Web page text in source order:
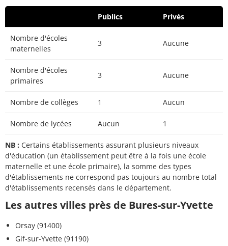
Publics Privés
Nombre d'écoles
maternelles
3 Aucune
Nombre d'écoles
primaires
3 Aucune
Nombre de collèges 1 Aucun
Nombre de lycées Aucun 1
NB : Certains établissements assurant plusieurs niveaux
d'éducation (un établissement peut être à la fois une école
maternelle et une école primaire), la somme des types
d'établissements ne correspond pas toujours au nombre total
d'établissements recensés dans le département.
Les autres villes près de Bures-sur-Yvette
Orsay (91400)
Gif-sur-Yvette (91190)